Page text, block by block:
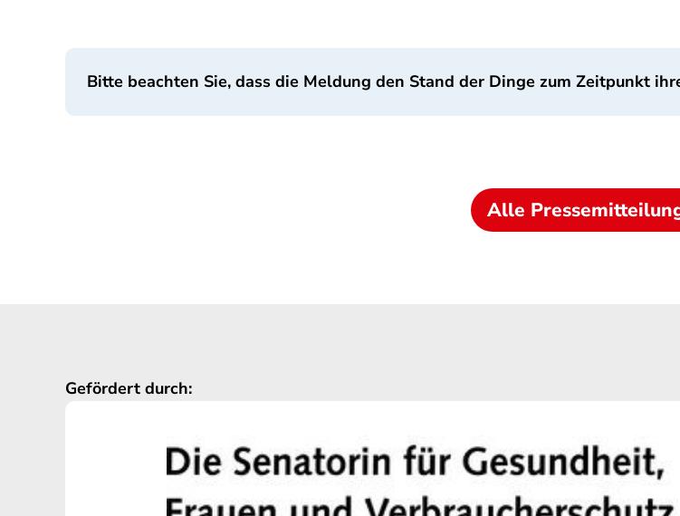
Bitte beachten Sie, dass die Meldung den Stand der Dinge zum Zeitpunkt
Alle
Gefördert durch: